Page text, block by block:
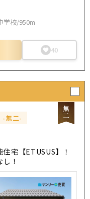
学校/950m
40
-無二-
宅【ETUSUS】！
！